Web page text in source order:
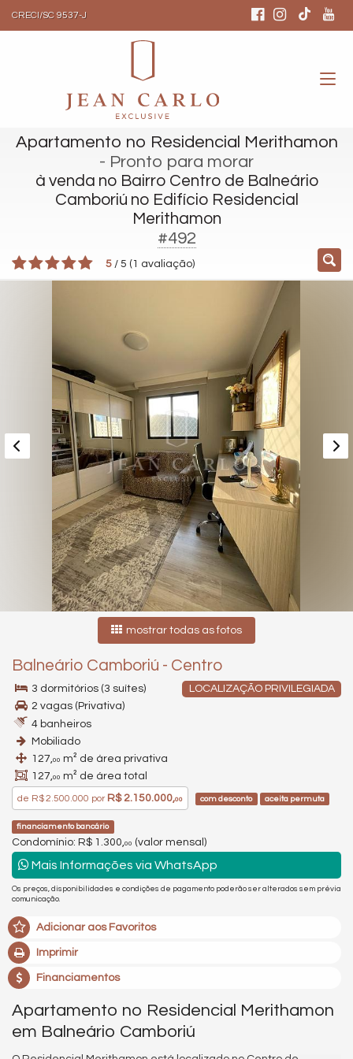
CRECI/SC 9537-J
Apartamento no Residencial Merithamon
- Pronto para morar
à venda no Bairro Centro de Balneário
Camboriú no Edifício Residencial
Merithamon
#492
5 / 5 ( 1 avaliação)
mostrar todas as fotos
Balneário Camboriú - Centro
LOCALIZAÇÃO PRIVILEGIADA
3 dormitórios (3 suítes)
2 vagas (Privativa)
4 banheiros
Mobiliado
127,00 m² de área privativa
127,00 m² de área total
de R$ 2.500.000 porR$ 2.150.000,00 com desconto aceita permuta
financiamento bancário
Condomínio: R$ 1.300, 00 (valor mensal)
Mais Informações via WhatsApp
Os preços, disponibilidades e condições de pagamento poderão ser alterados sem prévia
comunicação.
Adicionar aos Favoritos
Imprimir
Financiamentos
Apartamento no Residencial Merithamon
em Balneário Camboriú